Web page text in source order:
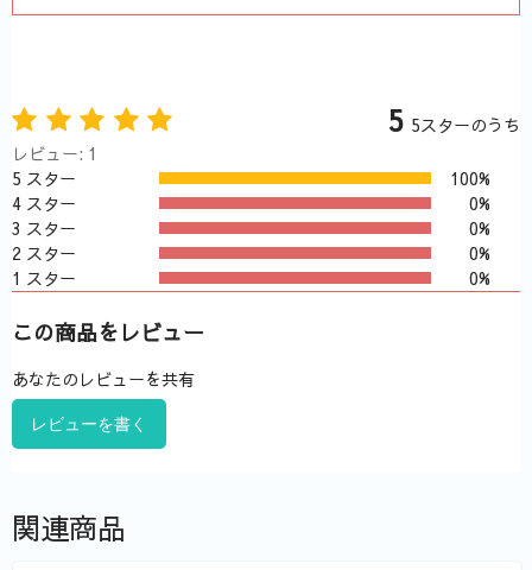
5 5スターのうち
レビュー: 1
5 スター
100%
4 スター
0%
3 スター
0%
2 スター
0%
1 スター
0%
この商品をレビュー
あなたのレビューを共有
レビューを書く
関連商品